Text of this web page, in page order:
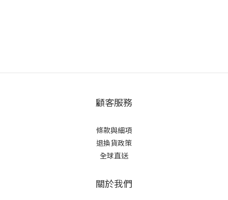
顧客服務
條款與細項
退換貨政策
全球直送
關於我們